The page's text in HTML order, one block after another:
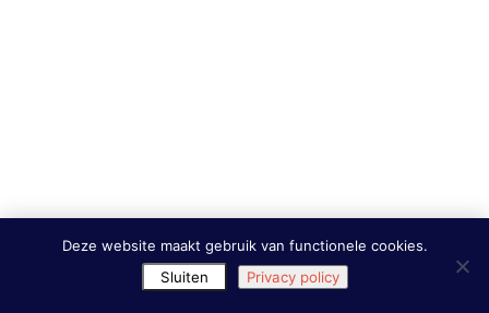
Deze website maakt gebruik van functionele cookies.
Sluiten
Privacy policy